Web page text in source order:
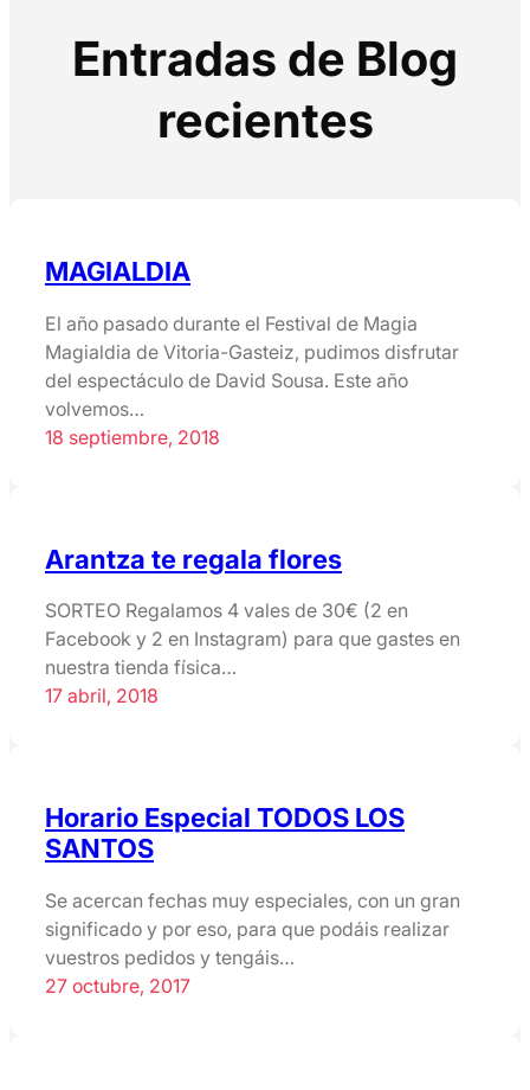
Entradas de Blog
recientes
MAGIALDIA
El año pasado durante el Festival de Magia
Magialdia de Vitoria-Gasteiz, pudimos disfrutar
del espectáculo de David Sousa. Este año
volvemos…
18 septiembre, 2018
Arantza te regala flores
SORTEO Regalamos 4 vales de 30€ (2 en
Facebook y 2 en Instagram) para que gastes en
nuestra tienda física…
17 abril, 2018
Horario Especial TODOS LOS
SANTOS
Se acercan fechas muy especiales, con un gran
significado y por eso, para que podáis realizar
vuestros pedidos y tengáis…
27 octubre, 2017